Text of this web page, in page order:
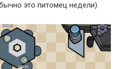
это питомец недели).